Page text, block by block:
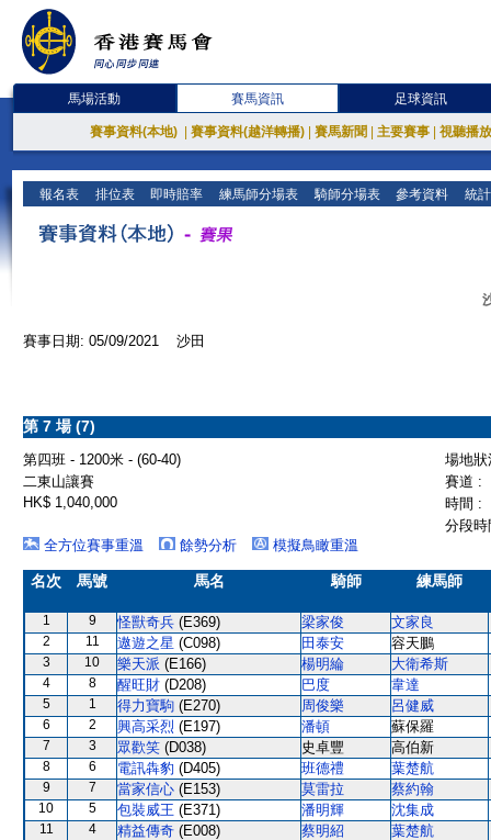
馬場活動 賽馬資訊 足球資訊
賽事資料(本地) 賽事資料(越洋轉播) 賽馬新聞 主要賽事 視聽播
報名表 排位表 即時賠率 練馬師分場表 騎師分場表 參考資料 統
賽事日期: 05/09/2021 沙田
第 7 場 (7)
第四班 - 1200米 - (60-40)
場地
二東山讓賽
賽道 :
HK$ 1,040,000
時間 :
分段
全方位賽事重溫
餘勢分析 模擬鳥瞰重溫
名次 馬號 馬名 騎師 練馬師
1 9 怪獸奇兵 (E369) 梁家俊 文家良
2 11 遨遊之星 (C098) 田泰安 容天鵬
3 10 樂天派 (E166) 楊明綸 大衛希斯
4 8 醒旺財 (D208) 巴度 韋達
5 1 得力寶駒 (E270) 周俊樂 呂健威
6 2 興高采烈 (E197) 潘頓 蘇保羅
7 3 眾歡笑 (D038) 史卓豐 高伯新
8 6 電訊犇豹 (D405) 班德禮 葉楚航
9 7 當家信心 (E153) 莫雷拉 蔡約翰
10 5 包裝威王 (E371) 潘明輝 沈集成
11 4 精益傳奇 (E008) 蔡明紹
葉楚航